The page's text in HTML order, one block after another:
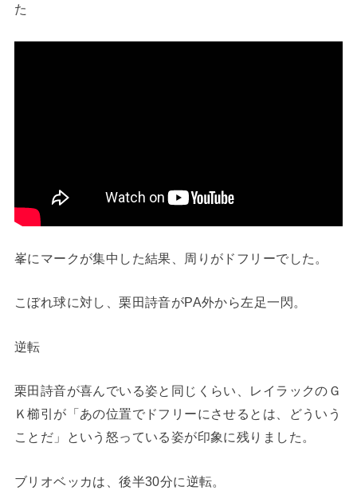
た
峯にマークが集中した結果、周りがドフリーでした。
こぼれ球に対し、栗田詩音がPA外から左足一閃。
逆転
栗田詩音が喜んでいる姿と同じくらい、レイラックのＧ
Ｋ櫛引が「あの位置でドフリーにさせるとは、どういう
ことだ」という怒っている姿が印象に残りました。
ブリオベッカは、後半30分に逆転。